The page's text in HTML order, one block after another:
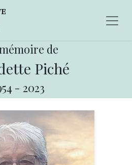
de
Piché
- 2023